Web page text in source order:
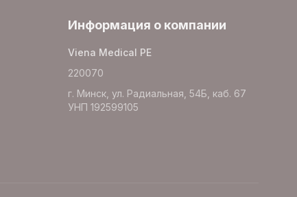
Информация о компании
Viena Medical PE
220070
г. Минск, ул. Радиальная, 54Б, каб. 67
УНП 192599105